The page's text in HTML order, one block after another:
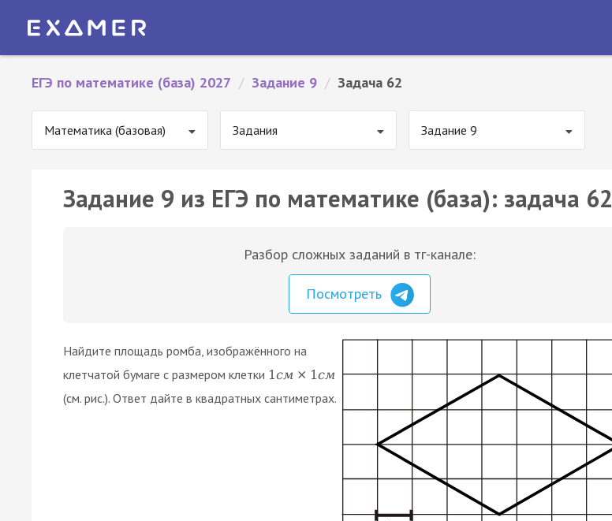
ЕГЭ по математике (база) 2027 / Задание 9 / Задача 62
Математика (базовая) Задания Задание 9
Задание 9 из ЕГЭ по математике (база): задача 62
Разбор сложных заданий в тг-канале:
Посмотреть
Найдите площадь ромба, изображённого на
клетчатой бумаге с размером клетки 1 см × 1 см
(см. рис.). Ответ дайте в квадратных сантиметрах.